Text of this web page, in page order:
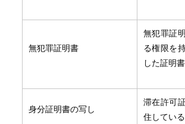
無犯罪証明書
無犯罪証
る権限を
した証明書
身分証明書の写し
滞在許可
住してい